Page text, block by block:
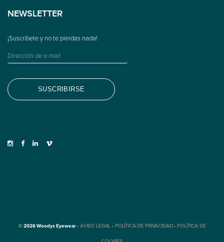
NEWSLETTER
© 2026 Woodys Eyewear · AVISO LEGAL · POLÍTICA DE PRIVACIDAD·POLÍTICA DE